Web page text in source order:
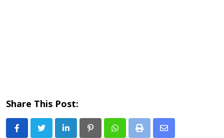
Share This Post:
LinkedIn PinterestWhatsappPrint
Share